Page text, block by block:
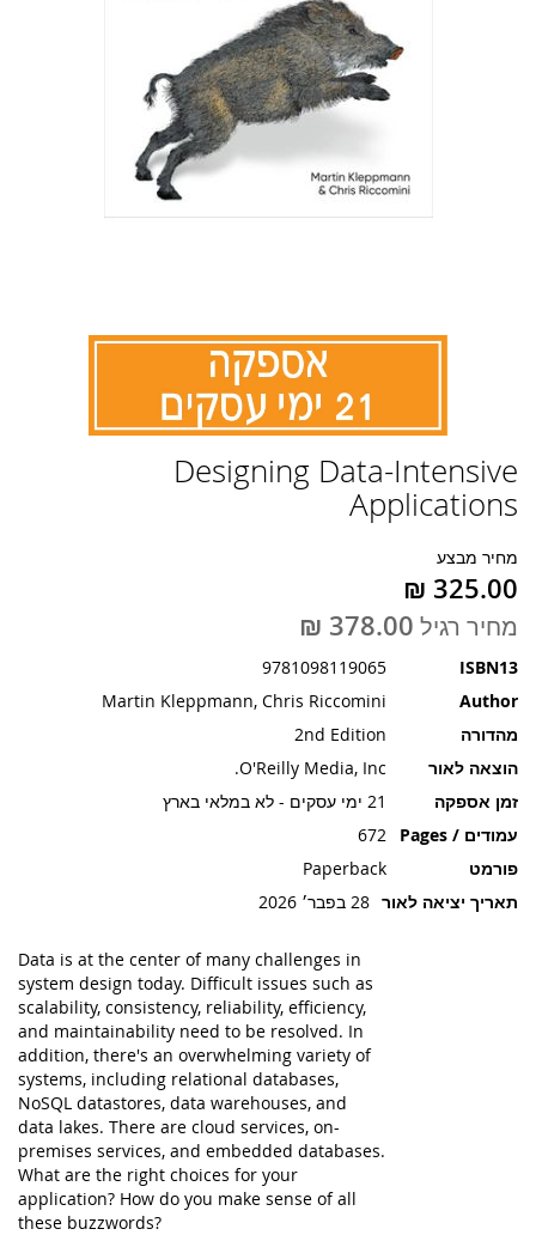
Designing Data-Intensive
Applications
מחיר מבצע
מחיר רגיל
ISBN13
9781098119065
Author
Martin Kleppmann, Chris Riccomini
מהדורה
2nd Edition
הוצאה לאור
O'Reilly Media, Inc.
זמן אספקה
21 ימי עסקים - לא במלאי בארץ
עמודים / Pages
672
פורמט
Paperback
תאריך יציאה לאור 28 בפבר׳ 2026
Data is at the center of many challenges in
system design today. Difficult issues such as
scalability, consistency, reliability, efficiency,
and maintainability need to be resolved. In
addition, there's an overwhelming variety of
systems, including relational databases,
NoSQL datastores, data warehouses, and
data lakes. There are cloud services, on-
premises services, and embedded databases.
What are the right choices for your
application? How do you make sense of all
these buzzwords?
להתחלה
של
גלריית